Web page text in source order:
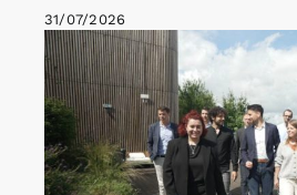
31/07/2026